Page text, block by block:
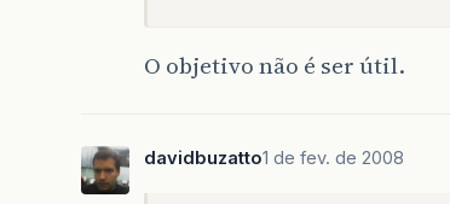
O objetivo não é ser útil.
davidbuzatto1 de fev. de 2008